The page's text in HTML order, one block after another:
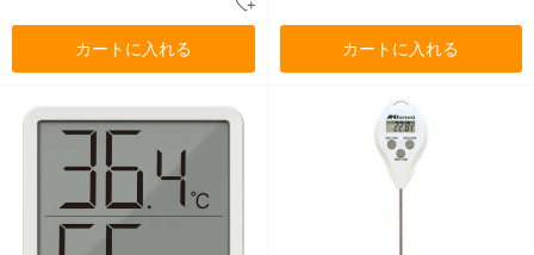
カートに入れる カートに入れる